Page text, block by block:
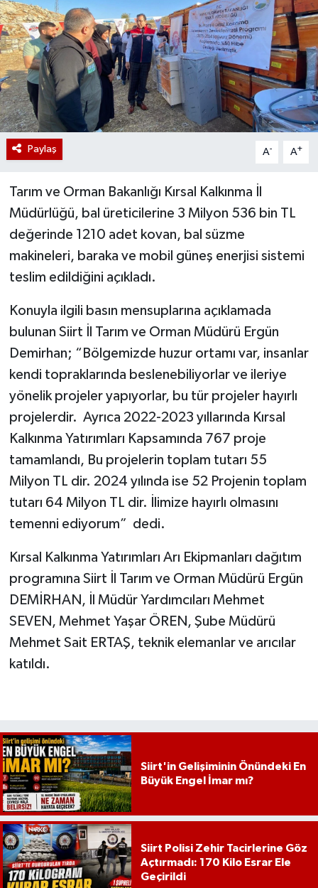
Paylaş A- A+
Tarım ve Orman Bakanlığı Kırsal Kalkınma İl
Müdürlüğü, bal üreticilerine 3 Milyon 536 bin TL
değerinde 1210 adet kovan, bal süzme
makineleri, baraka ve mobil güneş enerjisi sistemi
teslim edildiğini açıkladı.
Konuyla ilgili basın mensuplarına açıklamada
bulunan Siirt İl Tarım ve Orman Müdürü Ergün
Demirhan; “Bölgemizde huzur ortamı var, insanlar
kendi topraklarında beslenebiliyorlar ve ileriye
yönelik projeler yapıyorlar, bu tür projeler hayırlı
projelerdir. Ayrıca 2022-2023 yıllarında Kırsal
Kalkınma Yatırımları Kapsamında 767 proje
tamamlandı, Bu projelerin toplam tutarı 55
Milyon TL dir. 2024 yılında ise 52 Projenin toplam
tutarı 64 Milyon TL dir. İlimize hayırlı olmasını
temenni ediyorum” dedi.
Kırsal Kalkınma Yatırımları Arı Ekipmanları dağıtım
programına Siirt İl Tarım ve Orman Müdürü Ergün
DEMİRHAN, İl Müdür Yardımcıları Mehmet
SEVEN, Mehmet Yaşar ÖREN, Şube Müdürü
Mehmet Sait ERTAŞ, teknik elemanlar ve arıcılar
katıldı.
Siirt'in Gelişiminin Önündeki En
Büyük Engel İmar mı?
Siirt Polisi Zehir Tacirlerine Göz
Açtırmadı: 170 Kilo Esrar Ele
Geçirildi